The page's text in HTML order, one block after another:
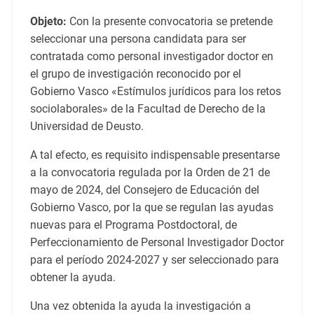
Objeto: Con la presente convocatoria se pretende
seleccionar una persona candidata para ser
contratada como personal investigador doctor en
el grupo de investigación reconocido por el
Gobierno Vasco «Estímulos jurídicos para los retos
sociolaborales» de la Facultad de Derecho de la
Universidad de Deusto.
A tal efecto, es requisito indispensable presentarse
a la convocatoria regulada por la Orden de 21 de
mayo de 2024, del Consejero de Educación del
Gobierno Vasco, por la que se regulan las ayudas
nuevas para el Programa Postdoctoral, de
Perfeccionamiento de Personal Investigador Doctor
para el período 2024-2027 y ser seleccionado para
obtener la ayuda.
Una vez obtenida la ayuda la investigación a